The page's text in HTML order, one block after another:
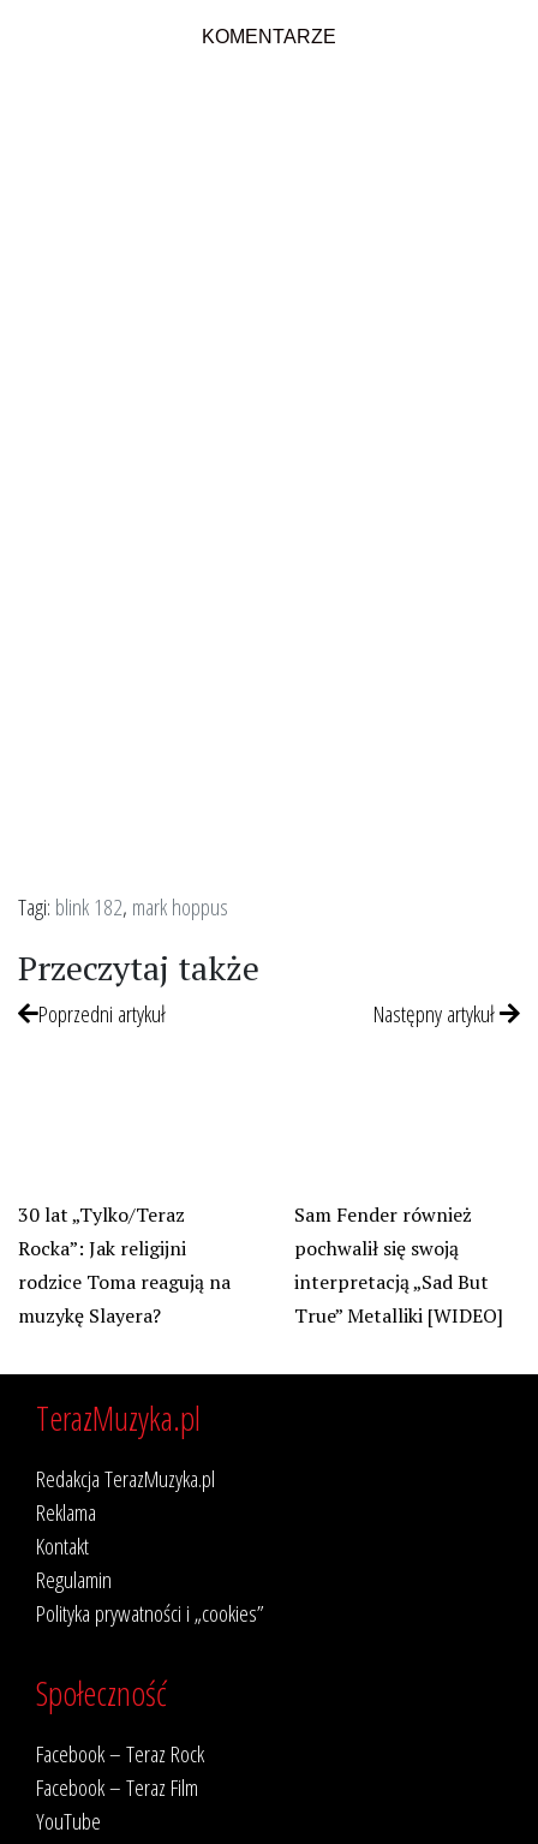
KOMENTARZE
Tagi: blink 182, mark hoppus
Przeczytaj także
Poprzedni artykuł
30 lat „Tylko/Teraz
Rocka”: Jak religijni
rodzice Toma reagują na
muzykę Slayera?
Następny artykuł
Sam Fender również
pochwalił się swoją
interpretacją „Sad But
True” Metalliki [WIDEO]
TerazMuzyka.pl
Redakcja TerazMuzyka.pl
Reklama
Kontakt
Regulamin
Polityka prywatności i „cookies”
Społeczność
Facebook – Teraz Rock
Facebook – Teraz Film
YouTube